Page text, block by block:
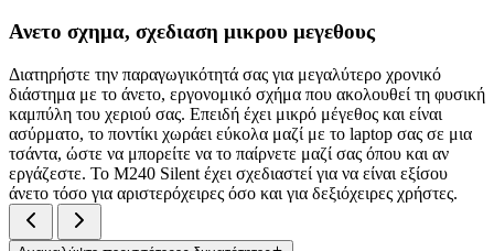
Ανετο σχημα, σχεδιαση μικρου μεγεθους
Διατηρήστε την παραγωγικότητά σας για μεγαλύτερο χρονικό
διάστημα με το άνετο, εργονομικό σχήμα που ακολουθεί τη φυσική
καμπύλη του χεριού σας. Επειδή έχει μικρό μέγεθος και είναι
ασύρματο, το ποντίκι χωράει εύκολα μαζί με το laptop σας σε μια
τσάντα, ώστε να μπορείτε να το παίρνετε μαζί σας όπου και αν
εργάζεστε. Το M240 Silent έχει σχεδιαστεί για να είναι εξίσου
άνετο τόσο για αριστερόχειρες όσο και για δεξιόχειρες χρήστες.